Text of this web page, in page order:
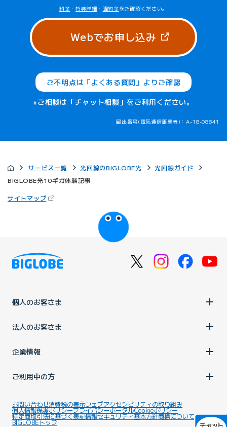
料金 ・特典詳細 ・ 違約金をご確認ください。
Webでお申し込み （新しいタブ
ご不明点は「よくある質問」よりご確認
※ご相談は「チャット相談」をご利用ください。
届出番号(電気通信事業者)：A-18-08841
サービス一覧 光回線のBIGLOBE光
光回線ガイド
BIGLOBE光10ギガ体験記事
サイトマップ（新しいタブで開きます）
個人のお客さま
法人のお客さま
企業情報
ご利用中の方
お問い合わせ消費税の表示ウェブアクセシビリティの取り組み
個人情報保護ポリシープライバシーポータルCookieポリシー
特定商取引法に基づく表記情報セキュリティ基本方針商標について
BIGLOBEトップ